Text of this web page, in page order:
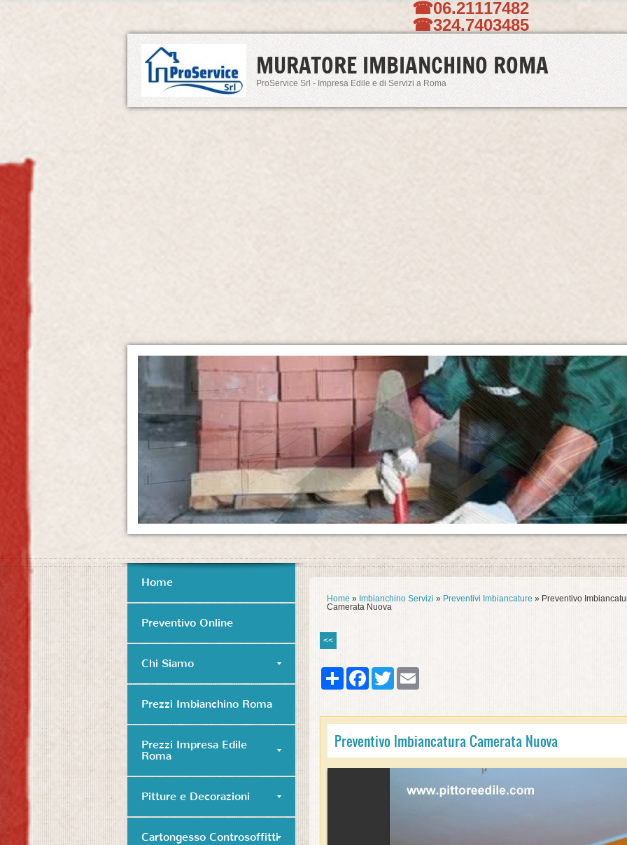
☎06.21117482
☎324.7403485
MURATORE IMBIANCHINO ROMA
ProService Srl - Impresa Edile e di Servizi a Roma
Home » Imbianchino Servizi » Preventivi Imbiancature » Preventivo
Camerata Nuova
<<
Share FacebookTwitter
Preventivo Imbiancatura Camerata Nuova
Home
Preventivo Online
Chi Siamo
Prezzi Imbianchino Roma
Prezzi Impresa Edile
Roma
Pitture e Decorazioni
Cartongesso Controsoffitti